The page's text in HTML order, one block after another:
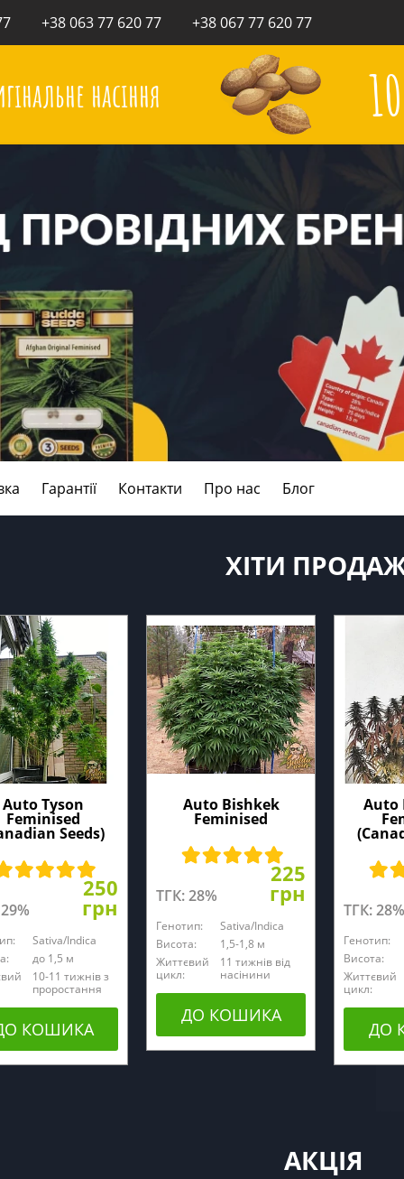
+38 063 77 620 77 +38 067 77 620 77
насіння
Гарантії Контакти Про нас Блог
ХІТИ
Auto Tyson
Feminised
Seeds)
250
грн
Sativa/Indica
до 1,5 м
10-11 тижнів з
проростання
КОШИКА
Auto Bishkek
Feminised
ТГК: 28%
225
грн
Генотип:
Sativa/Indica
Висота:
1,5-1,8 м
Життєвий
цикл:
11 тижнів від
насінини
ДО КОШИКА
Auto
ТГК: 28%
Генотип:
Висота:
Життєвий
цикл:
ДО
АКЦІЯ